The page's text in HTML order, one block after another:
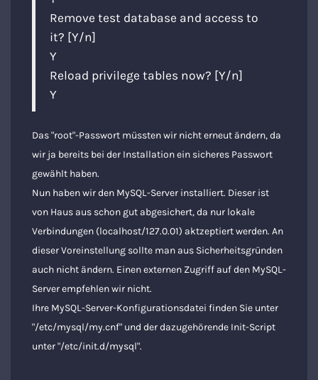
Remove test database and access to
it? [Y/n]
Y
Reload privilege tables now? [Y/n]
Y
Das "root"-Passwort müssten wir nicht erneut ändern, da
wir ja bereits bei der Installation ein sicheres Passwort
gewählt haben.
Nun haben wir den MySQL-Server installiert. Dieser ist
von Haus aus schon gut abgesichert, da nur lokale
Verbindungen (localhost/127.0.01) aktzeptiert werden. An
dieser Voreinstellung sollte man aus Sicherheitsgründen
auch nicht ändern. Einen externen Zugriff auf den MySQL-
Server empfehlen wir nicht.
Ihre MySQL-Server-Konfigurationsdatei finden Sie unter
"/etc/mysql/my.cnf" und der dazugehörende Init-Script
unter "/etc/init.d/mysql".